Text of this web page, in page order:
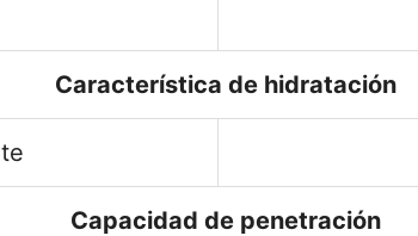
Característica de hidratación
Capacidad de penetración